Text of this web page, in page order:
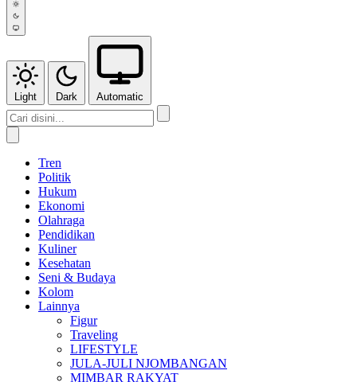
Light Dark Automatic
Tren
Politik
Hukum
Ekonomi
Olahraga
Pendidikan
Kuliner
Kesehatan
Seni & Budaya
Kolom
Lainnya
Figur
Traveling
LIFESTYLE
JULA-JULI NJOMBANGAN
MIMBAR RAKYAT